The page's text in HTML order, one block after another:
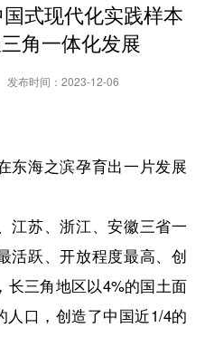
式现代化实践样本
角一体化发展
发布时间： 2023-12-06
海之滨孕育出一片发展
苏、浙江、安徽三省一
活跃、开放程度最高、创
长三角地区以4%的国土面
人口，创造了中国近1/4的